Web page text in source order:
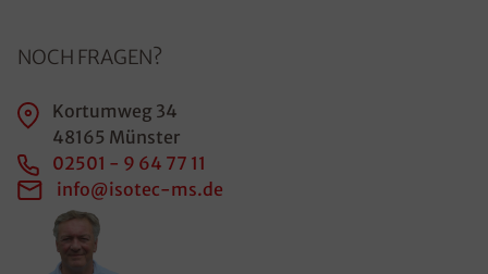
NOCH FRAGEN?
Kortumweg 34
48165 Münster
02501 - 9 64 77 11
info@isotec-ms.de